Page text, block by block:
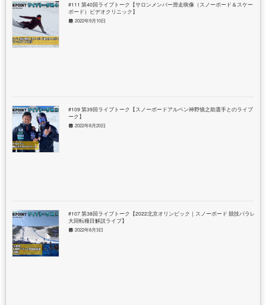
#111 第40回ライブトーク【サロンメンバー滑走映像（スノーボード＆スケート
ボード）ビデオクリニック】
2022年9月10日
#109 第39回ライブトーク【スノーボードアルペン神野愼之助選手とのライブト
ーク】
2022年8月20日
#107 第38回ライブトーク【2022北京オリンピック｜スノーボード 競技パラレル
大回転種目解説ライブ】
2022年8月3日